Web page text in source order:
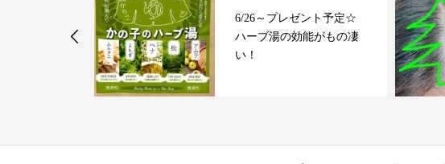
6/26～プレゼント予定☆
ハーブ湯の効能がもの凄
い！